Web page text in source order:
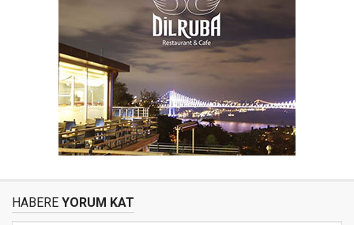
HABERE YORUM KAT